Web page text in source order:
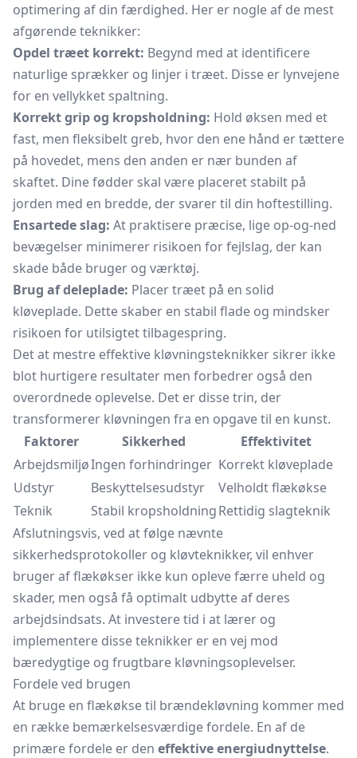
optimering af din færdighed. Her er nogle af de mest
afgørende teknikker:
Opdel træet korrekt: Begynd med at identificere
naturlige sprækker og linjer i træet. Disse er lynvejene
for en vellykket spaltning.
Korrekt grip og kropsholdning: Hold øksen med et
fast, men fleksibelt greb, hvor den ene hånd er tættere
på hovedet, mens den anden er nær bunden af
skaftet. Dine fødder skal være placeret stabilt på
jorden med en bredde, der svarer til din hoftestilling.
Ensartede slag: At praktisere præcise, lige op-og-ned
bevægelser minimerer risikoen for fejlslag, der kan
skade både bruger og værktøj.
Brug af deleplade: Placer træet på en solid
kløveplade. Dette skaber en stabil flade og mindsker
risikoen for utilsigtet tilbagespring.
Det at mestre effektive kløvningsteknikker sikrer ikke
blot hurtigere resultater men forbedrer også den
overordnede oplevelse. Det er disse trin, der
transformerer kløvningen fra en opgave til en kunst.
Faktorer
Sikkerhed
Effektivitet
ArbejdsmiljøIngen forhindringer Korrekt kløveplade
Udstyr
Beskyttelsesudstyr
Velholdt flækøkse
Teknik
Stabil kropsholdningRettidig slagteknik
Afslutningsvis, ved at følge nævnte
sikkerhedsprotokoller og kløvteknikker, vil enhver
bruger af flækøkser ikke kun opleve færre uheld og
skader, men også få optimalt udbytte af deres
arbejdsindsats. At investere tid i at lærer og
implementere disse teknikker er en vej mod
bæredygtige og frugtbare kløvningsoplevelser.
Fordele ved brugen
At bruge en flækøkse til brændekløvning kommer med
en række bemærkelsesværdige fordele. En af de
primære fordele er den effektive energiudnyttelse.